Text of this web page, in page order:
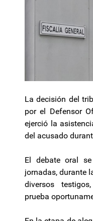
La decisión del
por el Defensor
ejerció la
del acusado
El debate oral
jornadas, durante
diversos
prueba